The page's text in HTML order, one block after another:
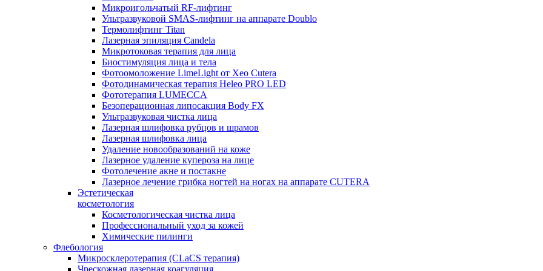
Микроигольчатый RF-лифтинг
Ультразвуковой SMAS-лифтинг на аппарате Doublo
Термолифтинг Titan
Лазерная эпиляция Сandela
Микротоковая терапия для лица
Биостимуляция лица и тела
Фотоомоложение LimeLight от Xeo Cutera
Фотодинамическая терапия Heleo PRO LED
Фототерапия LUMECCA
Безоперационная липосакция Body FX
Ультразвуковая чистка лица
Лазерная шлифовка рубцов и шрамов
Лазерная шлифовка лица
Удаление новообразований на коже
Лазерное удаление купероза на лице
Фотолечение акне и постакне
Лазерное лечение грибка ногтей на ногах на аппарате CUTERA
Эстетическая
косметология
Косметологическая чистка лица
Профессиональный уход за кожей
Химические пилинги
Флебология
Микросклеротерапия (CLaCS терапия)
Чрескожная лазерная коагуляция